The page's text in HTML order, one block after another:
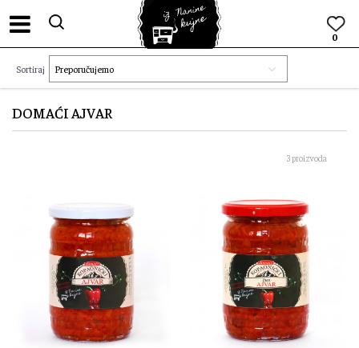
0
DOMAĆI AJVAR
Sortiraj
3 proizvoda